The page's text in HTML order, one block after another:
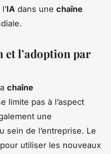
IA dans une chaîne
et l’adoption par
chaîne
limite pas à l’aspect
une
sein de l’entreprise. Le
utiliser les nouveaux